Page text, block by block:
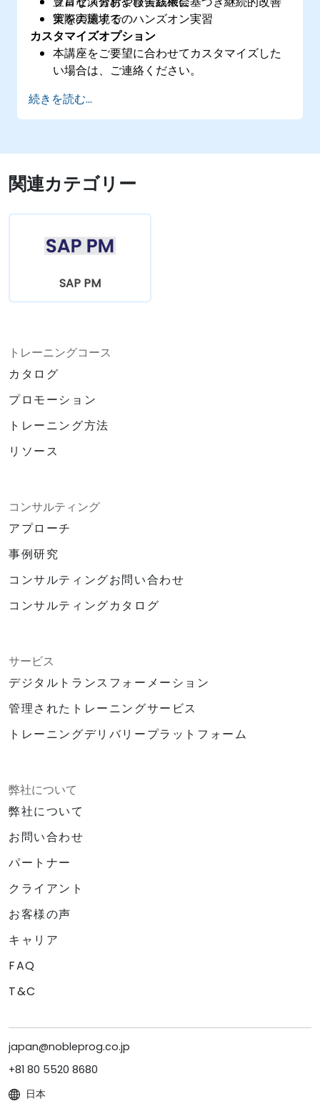
策を実施する
実際の環境でのハンズオン実習
カスタマイズオプション
本講座をご要望に合わせてカスタマイズした
い場合は、ご連絡ください。
続きを読む...
関連カテゴリー
SAP PM
トレーニングコース
カタログ
プロモーション
トレーニング方法
リソース
コンサルティング
アプローチ
事例研究
コンサルティングお問い合わせ
コンサルティングカタログ
サービス
デジタルトランスフォーメーション
管理されたトレーニングサービス
トレーニングデリバリープラットフォーム
弊社について
弊社について
お問い合わせ
パートナー
クライアント
お客様の声
キャリア
FAQ
T&C
japan@nobleprog.co.jp
+81 80 5520 8680
日本